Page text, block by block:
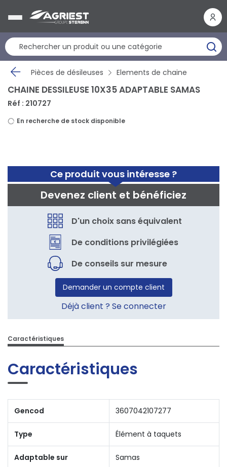
Pièces de désileuses Elements de chaine
Ce produit vous intéresse ?
Devenez client et bénéficiez
D'un choix sans équivalent
De conditions privilégiées
De conseils sur mesure
Demander un compte client
Déjà client ? Se connecter
CHAINE DESSILEUSE 10X35 ADAPTABLE SAMAS
Réf : 210727
En recherche de stock disponible
Caractéristiques
Caractéristiques
Gencod 3607042107277
Type Élément à taquets
Adaptable sur Samas